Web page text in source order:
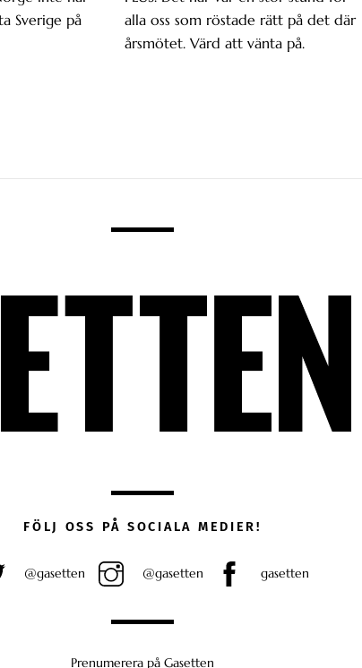
Sverige på
alla oss som röstade rätt på det där
årsmötet. Värd att vänta på.
FÖLJ OSS PÅ SOCIALA MEDIER!
@gasetten @gasetten gasetten
Prenumerera på Gasetten